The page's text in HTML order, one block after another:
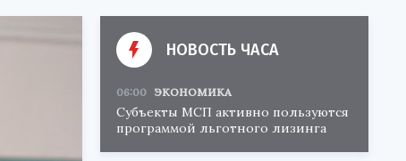
НОВОСТЬ ЧАСА
06:00 ЭКОНОМИКА
Субъекты МСП активно пользуются
программой льготного лизинга